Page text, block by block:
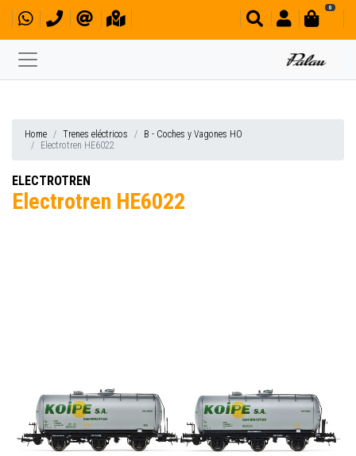
0
Home Trenes eléctricos
B - Coches y Vagones HO
Electrotren HE6022
ELECTROTREN
Electrotren HE6022